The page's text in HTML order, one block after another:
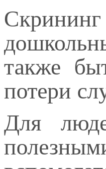
также
потери
Для